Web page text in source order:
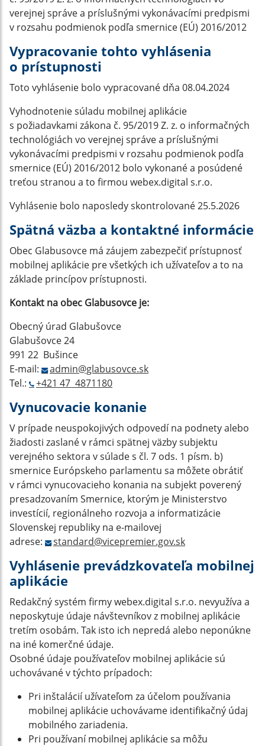
verejnej správe a príslušnými vykonávacími predpismi
v rozsahu podmienok podľa smernice (EÚ) 2016/2012
Vypracovanie tohto vyhlásenia
o prístupnosti
Toto vyhlásenie bolo vypracované dňa 08.04.2024
Vyhodnotenie súladu mobilnej aplikácie
s požiadavkami zákona č. 95/2019 Z. z. o informačných
technológiách vo verejnej správe a príslušnými
vykonávacími predpismi v rozsahu podmienok podľa
smernice (EÚ) 2016/2012 bolo vykonané a posúdené
treťou stranou a to firmou webex.digital s.r.o.
Vyhlásenie bolo naposledy skontrolované 25.5.2026
Spätná väzba a kontaktné informácie
Obec Glabusovce má záujem zabezpečiť prístupnosť
mobilnej aplikácie pre všetkých ich užívateľov a to na
základe princípov prístupnosti.
Kontakt na obec Glabusovce je:
Obecný úrad Glabušovce
Glabušovce 24
991 22 Bušince
E-mail:
admin@glabusovce.sk
Tel.:
+421 47 4871180
Vynucovacie konanie
V prípade neuspokojivých odpovedí na podnety alebo
žiadosti zaslané v rámci spätnej väzby subjektu
verejného sektora v súlade s čl. 7 ods. 1 písm. b)
smernice Európskeho parlamentu sa môžete obrátiť
v rámci vynucovacieho konania na subjekt poverený
presadzovaním Smernice, ktorým je Ministerstvo
investícií, regionálneho rozvoja a informatizácie
Slovenskej republiky na e-mailovej
adrese:
standard@vicepremier.gov.sk
Vyhlásenie prevádzkovateľa mobilnej
aplikácie
Redakčný systém firmy webex.digital s.r.o. nevyužíva a
neposkytuje údaje návštevníkov z mobilnej aplikácie
tretím osobám. Tak isto ich nepredá alebo neponúkne
na iné komerčné údaje.
Osobné údaje používateľov mobilnej aplikácie sú
uchovávané v týchto prípadoch:
Pri inštalácií užívateľom za účelom používania
mobilnej aplikácie uchovávame identifikačný údaj
mobilného zariadenia.
Pri používaní mobilnej aplikácie sa môžu